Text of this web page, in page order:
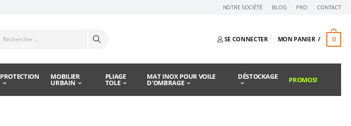
NOTRE SOCIÉTÉ BLOG PRO CONTACT
SE CONNECTER MON PANIER 0
PROTECTION MOBILIER
URBAIN
PLIAGE
TOLE
MAT INOX POUR VOILE
D'OMBRAGE
DÉSTOCKAGE PROMOS!